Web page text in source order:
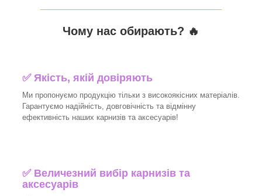
Чому нас обирають? 🔥
✅Якість, якій довіряють
Ми пропонуємо продукцію тільки з високоякісних матеріалів.
Гарантуємо надійність, довговічність та відмінну
ефективність наших карнизів та аксесуарів!
✅ Величезний вибір карнизів та
аксесуарів